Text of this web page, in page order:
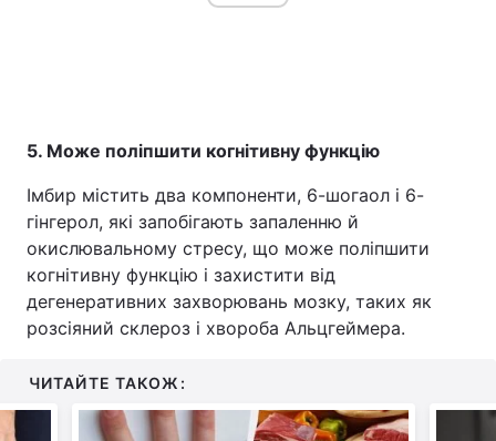
5. Може поліпшити когнітивну функцію
Імбир містить два компоненти, 6-шогаол і 6-
гінгерол, які запобігають запаленню й
окислювальному стресу, що може поліпшити
когнітивну функцію і захистити від
дегенеративних захворювань мозку, таких як
розсіяний склероз і хвороба Альцгеймера.
ЧИТАЙТЕ ТАКОЖ: